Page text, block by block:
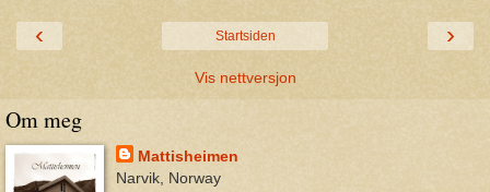
‹ ›
Startsiden
Vis nettversjon
Om meg
Mattisheimen
Narvik, Norway